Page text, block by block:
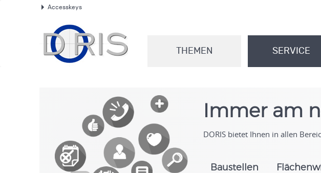
Accesskeys
THEMEN SERVICE
Immer am
DORIS bietet Ihnen in allen
Baustellen